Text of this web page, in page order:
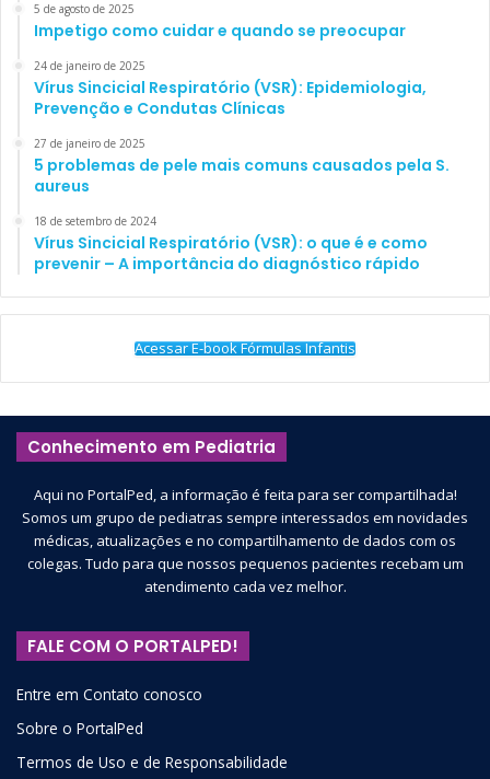
5 de agosto de 2025
Impetigo como cuidar e quando se preocupar
24 de janeiro de 2025
Vírus Sincicial Respiratório (VSR): Epidemiologia,
Prevenção e Condutas Clínicas
27 de janeiro de 2025
5 problemas de pele mais comuns causados pela S.
aureus
18 de setembro de 2024
Vírus Sincicial Respiratório (VSR): o que é e como
prevenir – A importância do diagnóstico rápido
Acessar E-book Fórmulas Infantis
Conhecimento em Pediatria
Aqui no PortalPed, a informação é feita para ser compartilhada!
Somos um grupo de pediatras sempre interessados em novidades
médicas, atualizações e no compartilhamento de dados com os
colegas. Tudo para que nossos pequenos pacientes recebam um
atendimento cada vez melhor.
FALE COM O PORTALPED!
Entre em Contato conosco
Sobre o PortalPed
Termos de Uso e de Responsabilidade